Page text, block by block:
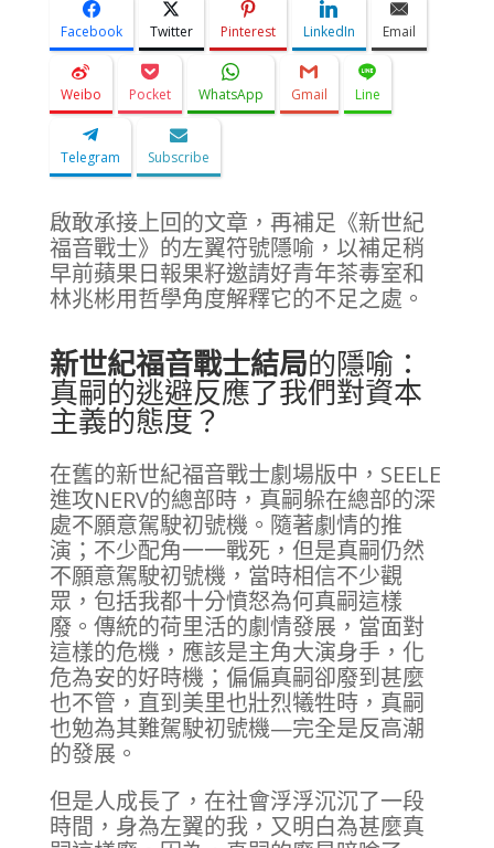
Facebook Twitter Pinterest LinkedIn Email
Weibo Pocket WhatsApp Gmail Line
Telegram Subscribe
啟敢承接上回的文章，再補足《新世紀
福音戰士》的左翼符號隱喻，以補足稍
早前蘋果日報果籽邀請好青年茶毒室和
林兆彬用哲學角度解釋它的不足之處。
新世紀福音戰士結局的隱喻：
真嗣的逃避反應了我們對資本
主義的態度？
在舊的新世紀福音戰士劇場版中，SEELE
進攻NERV的總部時，真嗣躲在總部的深
處不願意駕駛初號機。隨著劇情的推
演；不少配角一一戰死，但是真嗣仍然
不願意駕駛初號機，當時相信不少觀
眾，包括我都十分憤怒為何真嗣這樣
廢。傳統的荷里活的劇情發展，當面對
這樣的危機，應該是主角大演身手，化
危為安的好時機；偏偏真嗣卻廢到甚麼
也不管，直到美里也壯烈犧牲時，真嗣
也勉為其難駕駛初號機—完全是反高潮
的發展。
但是人成長了，在社會浮浮沉沉了一段
時間，身為左翼的我，又明白為甚麼真